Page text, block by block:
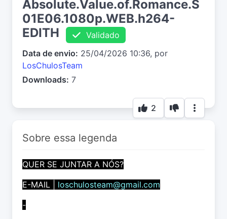
Absolute.Value.of.Romance.S
01E06.1080p.WEB.h264-
EDITH
Validado
Data de envio: 25/04/2026 10:36, por
LosChulosTeam
Downloads: 7
2
Sobre essa legenda
QUER SE JUNTAR A NÓS?
E-MAIL | loschulosteam@gmail.com
-